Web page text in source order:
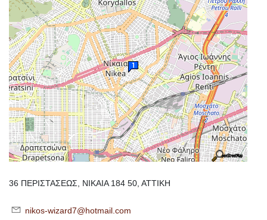
36 ΠΕΡΙΣΤΑΣΕΩΣ, ΝΙΚΑΙΑ 184 50, ΑΤΤΙΚΗ
nikos-wizard7@hotmail.com